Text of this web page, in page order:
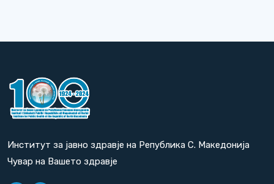
Институт за јавно здравје на Република С. Македонија
Чувар на Вашето здравје